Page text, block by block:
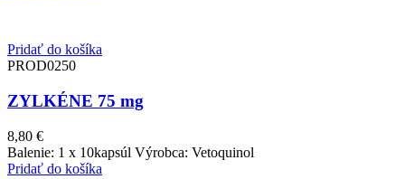
Pridať do košíka
PROD0250
ZYLKÉNE 75 mg
8,80 €
Balenie: 1 x 10kapsúl Výrobca: Vetoquinol
Pridať do košíka